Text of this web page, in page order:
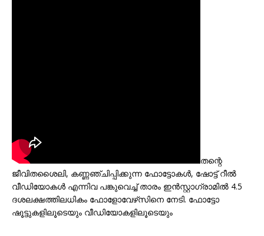
തന്റെ
ജീവിതശൈലി, കണ്ണഞ്ചിപ്പിക്കുന്ന ഫോട്ടോകൾ, ഷോട്ട് റീൽ
വീഡിയോകൾ എന്നിവ പങ്കുവെച്ച് താരം ഇൻസ്റ്റാഗ്രാമിൽ 4.5
ദശലക്ഷത്തിലധികം ഫോളോവേഴ്‌സിനെ നേടി. ഫോട്ടോ
ഷൂട്ടുകളിലൂടെയും വീഡിയോകളിലൂടെയും